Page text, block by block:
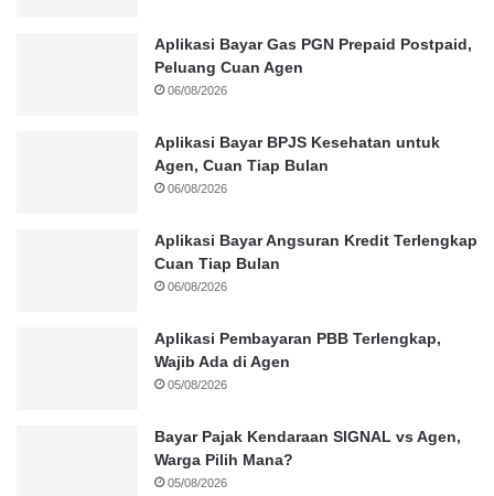
Aplikasi Bayar Gas PGN Prepaid Postpaid,
Peluang Cuan Agen
06/08/2026
Aplikasi Bayar BPJS Kesehatan untuk
Agen, Cuan Tiap Bulan
06/08/2026
Aplikasi Bayar Angsuran Kredit Terlengkap
Cuan Tiap Bulan
06/08/2026
Aplikasi Pembayaran PBB Terlengkap,
Wajib Ada di Agen
05/08/2026
Bayar Pajak Kendaraan SIGNAL vs Agen,
Warga Pilih Mana?
05/08/2026